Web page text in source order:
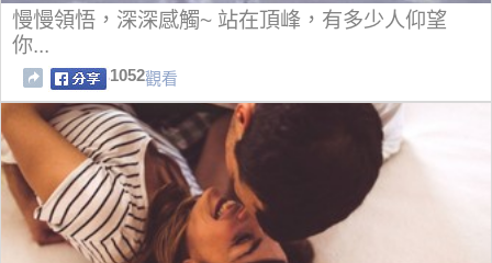
慢慢領悟，深深感觸~ 站在頂峰，有多少人仰望
你...
1052觀看